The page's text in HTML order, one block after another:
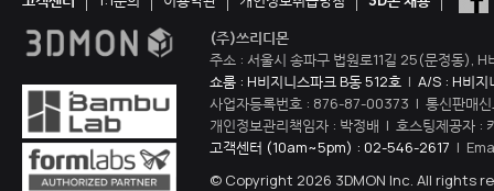
(주)쓰리디몬
주소 : 서울시 송파구 법원로11길 25(문정동),
쇼룸 : H비지니스파크 B동 512호 | A/S : H비지
사업자등록번호 : 876-87-00373 | 통신판매
개인정보관리책임자 : 박정배 | 호스팅제공자 :
고객센터 (10am~5pm) : 02-546-2617 |
© Copyright 2026 3DMON Inc. All rights